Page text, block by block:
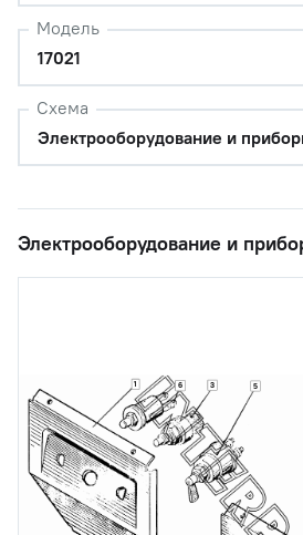
Модель
17021
Схема
Электрооборудование и
Электрооборудование и
1 3 5
6